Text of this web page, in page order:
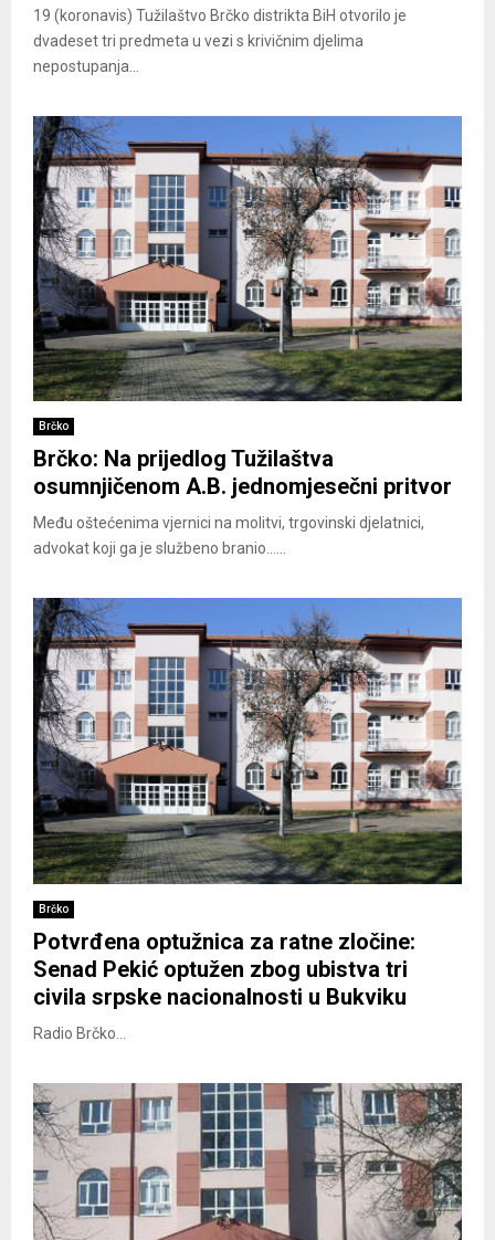
19 (koronavis) Tužilaštvo Brčko distrikta BiH otvorilo je
dvadeset tri predmeta u vezi s krivičnim djelima
nepostupanja...
Brčko
Brčko: Na prijedlog Tužilaštva
osumnjičenom A.B. jednomjesečni pritvor
Među oštećenima vjernici na molitvi, trgovinski djelatnici,
advokat koji ga je službeno branio......
Brčko
Potvrđena optužnica za ratne zločine:
Senad Pekić optužen zbog ubistva tri
civila srpske nacionalnosti u Bukviku
Radio Brčko...